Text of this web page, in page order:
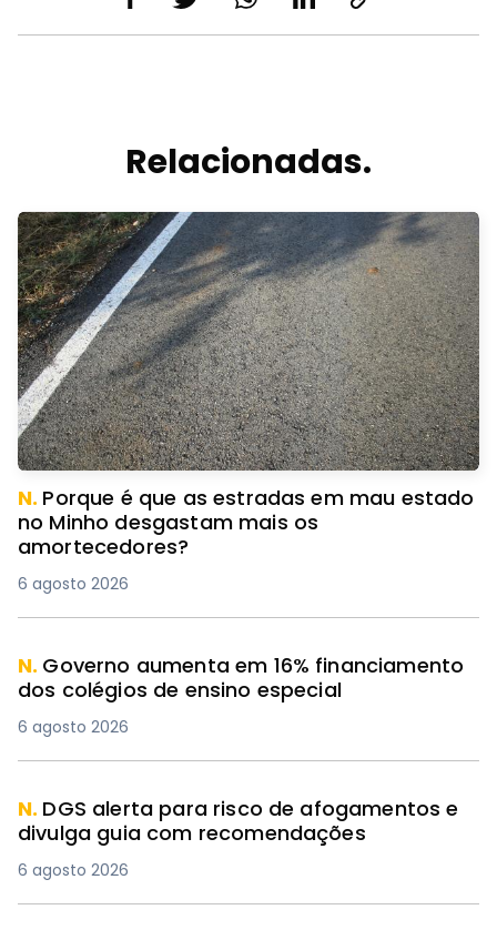
Relacionadas.
N. Porque é que as estradas em mau estado
no Minho desgastam mais os
amortecedores?
6 agosto 2026
N. Governo aumenta em 16% financiamento
dos colégios de ensino especial
6 agosto 2026
N. DGS alerta para risco de afogamentos e
divulga guia com recomendações
6 agosto 2026